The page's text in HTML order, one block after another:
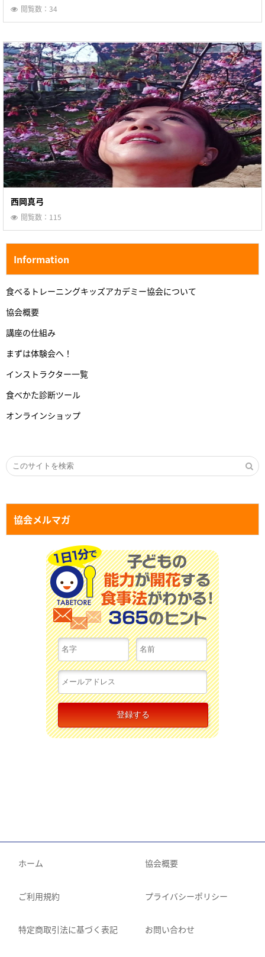
閲覧数：34
西岡真弓
閲覧数：115
Information
食べるトレーニングキッズアカデミー協会について
協会概要
講座の仕組み
まずは体験会へ！
インストラクター一覧
食べかた診断ツール
オンラインショップ
協会メルマガ
ホーム 協会概要
ご利用規約 プライバシーポリシー
特定商取引法に基づく表記 お問い合わせ